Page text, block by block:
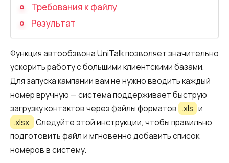
Запись телефонных разговоров
Речевая аналитика
SIP-телефония
Автоматизация
Голосовой AI-агент
Автоматическая система
распределения звонков
Требования к файлу
Результат
Функция автообзвона UniTalk позволяет значительно
ускорить работу с большими клиентскими базами.
Для запуска кампании вам не нужно вводить каждый
номер вручную — система поддерживает быструю
загрузку контактов через файлы форматов .xls и
.xlsx. Следуйте этой инструкции, чтобы правильно
подготовить файл и мгновенно добавить список
номеров в систему.